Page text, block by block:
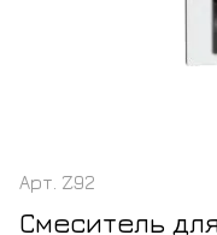
Арт. Z92
Смеситель